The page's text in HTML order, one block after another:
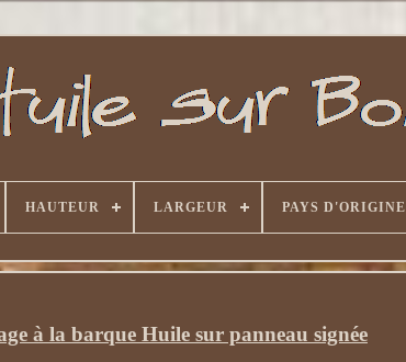
HAUTEUR LARGEUR PAYS D'ORIGINE
à la barque Huile sur panneau signée